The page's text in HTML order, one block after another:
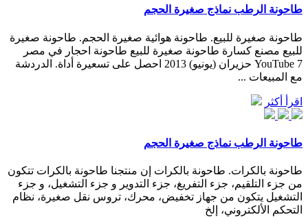
طاحونة الرطب نماذج صغيرة الحجم
طاحونة صغيرة للبيع. طاحونة هوائية صغيرة الحجم. طاحونة صغيرة
للبيع مصنع كسارة طاحونة صغيرة للبيع ‫طاحونة احجار في مصر‬‎
YouTube 7 حزيران (يونيو) 2013 احصل على تسعيرة أداة. الدردشة
مع المبيعات ...
اقرأ أكثر
طاحونة الرطب نماذج صغيرة الحجم
طاحونة بالكرات. طاحونة بالكرات إن منتجنا طاحونة بالكرات تتكون
من جزء التلقيم، جزء التفريغ، جزء التدوير و جزء التشغيل، و جزء
التشغيل يتكون من جهاز تخفيض، محرك، تروس نقل صغيرة، نظام
التحكم الألكتروني، إلخ